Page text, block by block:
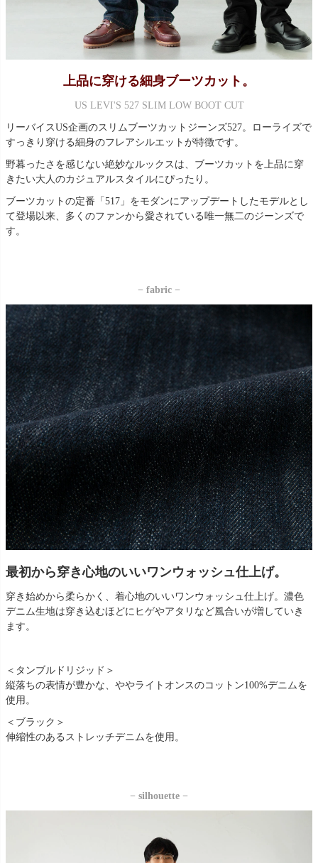
上品に穿ける細身ブーツカット。
US LEVI'S 527 SLIM LOW BOOT CUT
リーバイスUS企画のスリムブーツカットジーンズ527。ローライズで
すっきり穿ける細身のフレアシルエットが特徴です。
野暮ったさを感じない絶妙なルックスは、ブーツカットを上品に穿
きたい大人のカジュアルスタイルにぴったり。
ブーツカットの定番「517」をモダンにアップデートしたモデルとし
て登場以来、多くのファンから愛されている唯一無二のジーンズで
す。
− fabric −
最初から穿き心地のいいワンウォッシュ仕上げ。
穿き始めから柔らかく、着心地のいいワンウォッシュ仕上げ。濃色
デニム生地は穿き込むほどにヒゲやアタリなど風合いが増していき
ます。
＜タンブルドリジッド＞
縦落ちの表情が豊かな、ややライトオンスのコットン100%デニムを
使用。
＜ブラック＞
伸縮性のあるストレッチデニムを使用。
− silhouette −